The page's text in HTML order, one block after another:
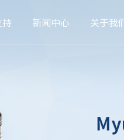
新闻中心 关于我